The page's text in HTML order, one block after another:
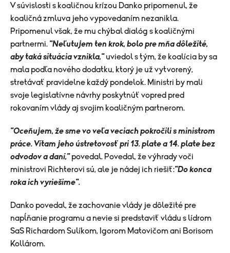
V súvislosti s koaličnou krízou Danko pripomenul, že
koaličná zmluva jeho vypovedaním nezanikla.
Pripomenul však, že mu chýbal dialóg s koaličnými
partnermi. "Neľutujem ten krok, bolo pre mňa dôležité,
aby taká situácia vznikla,"uviedol s tým, že koalícia by sa
mala podľa nového dodatku, ktorý je už vytvorený,
stretávať pravidelne každý pondelok. Ministri by mali
svoje legislatívne návrhy poskytnúť vopred pred
rokovaním vlády aj svojim koaličným partnerom.
"Oceňujem, že sme vo veľa veciach pokročili s ministrom
práce. Vítam jeho ústretovosť pri 13. plate a 14. plate bez
odvodov a daní,"povedal. Povedal, že výhrady voči
ministrovi Richterovi sú, ale je nádej ich riešiť:"Do konca
roka ich vyriešime".
Danko povedal, že zachovanie vlády je dôležité pre
napĺňanie programu a nevie si predstaviť vládu s lídrom
SaS Richardom Sulíkom, Igorom Matovičom ani Borisom
Kollárom.